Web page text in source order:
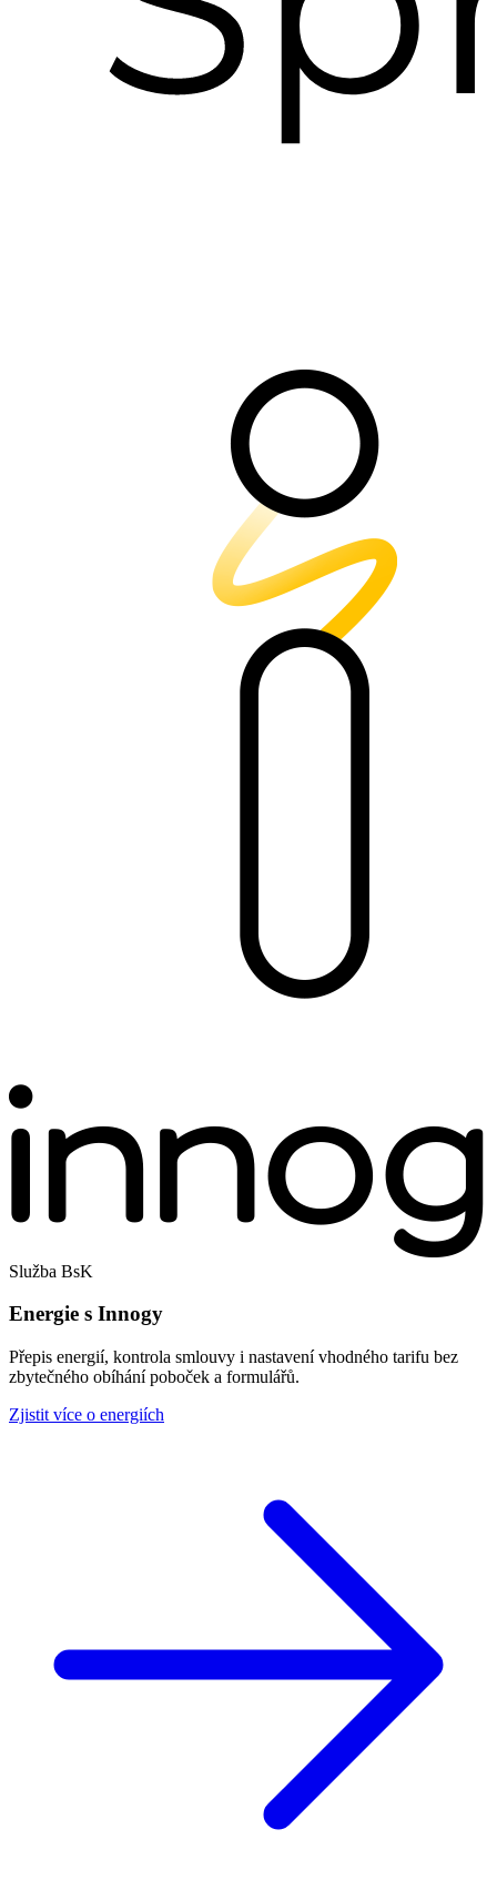
Služba BsK
Energie s Innogy
Přepis energií, kontrola smlouvy i nastavení vhodného tarifu bez
zbytečného obíhání poboček a formulářů.
Zjistit více o energiích